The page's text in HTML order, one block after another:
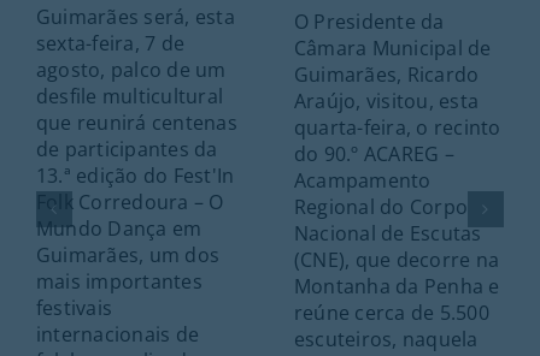
Guimarães será, esta
sexta-feira, 7 de
agosto, palco de um
desfile multicultural
que reunirá centenas
de participantes da
13.ª edição do Fest'In
Folk Corredoura – O
Mundo Dança em
Guimarães, um dos
mais importantes
festivais
internacionais de
O Presidente da
Câmara Municipal de
Guimarães, Ricardo
Araújo, visitou, esta
quarta-feira, o recinto
do 90.º ACAREG –
Acampamento
Regional do Corpo
Nacional de Escutas
(CNE), que decorre na
Montanha da Penha e
reúne cerca de 5.500
escuteiros, naquela